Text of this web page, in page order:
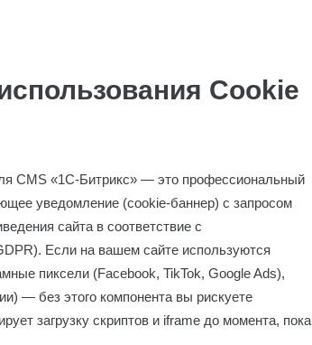
Cookie
CMS «1С-Битрикс» — это профессиональный
уведомление (cookie-баннер) с запросом
сайта в соответствие с
Если на вашем сайте используются
пиксели (Facebook, TikTok, Google Ads),
— без этого компонента вы рискуете
загрузку скриптов и iframe до момента, пока